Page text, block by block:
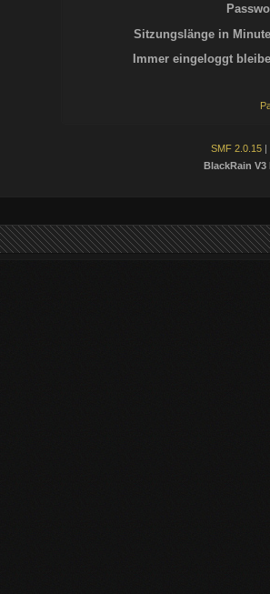
Sitzungslänge in
Immer eingeloggt
SMF 2.0.15 |
BlackRain V3